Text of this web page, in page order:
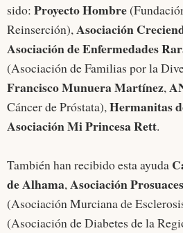
sido: Proyecto Hombre
Reinserción),Asociación
Asociación de Enfermedades
(Asociación de Familias por la
Francisco Munuera Martínez,
Cáncer de Próstata),Hermanitas
Asociación Mi Princesa Rett.
También han recibido esta ayuda
de Alhama,Asociación
(Asociación Murciana de
(Asociación de Diabetes de la